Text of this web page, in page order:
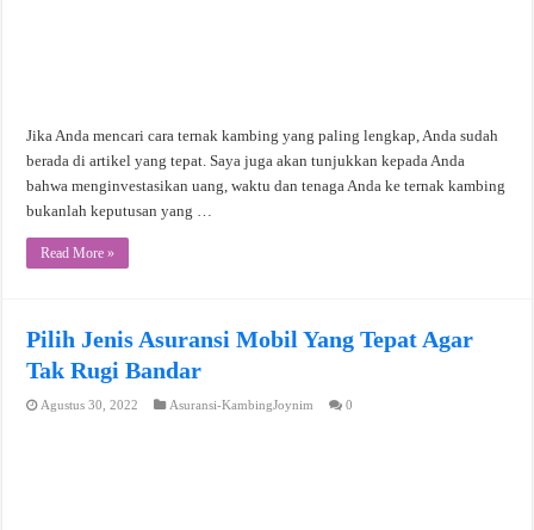
Jika Anda mencari cara ternak kambing yang paling lengkap, Anda sudah
berada di artikel yang tepat. Saya juga akan tunjukkan kepada Anda
bahwa menginvestasikan uang, waktu dan tenaga Anda ke ternak kambing
bukanlah keputusan yang …
Read More »
Pilih Jenis Asuransi Mobil Yang Tepat Agar
Tak Rugi Bandar
Agustus 30, 2022 Asuransi-KambingJoynim 0